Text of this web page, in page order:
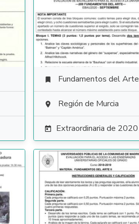
 Fundamentos del Arte
 Región de Murcia
 Extraordinaria de 2020